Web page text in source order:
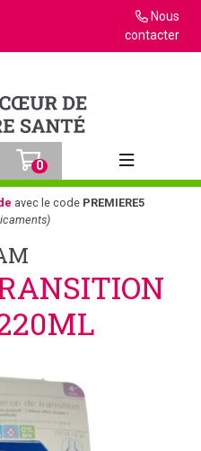
Nous
contacter
0
Afficher la
avec le code PREMIERE5